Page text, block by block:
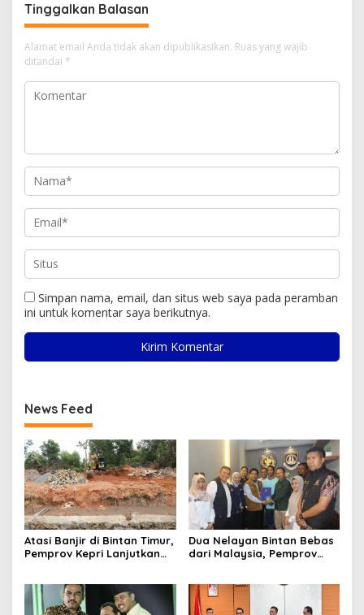
Tinggalkan Balasan
Alamat email Anda tidak akan dipublikasikan. Ruas yang wajib
ditandai *
Simpan nama, email, dan situs web saya pada peramban
ini untuk komentar saya berikutnya.
News Feed
Atasi Banjir di Bintan Timur,
Pemprov Kepri Lanjutkan
Dua Nelayan Bintan Bebas
dari Malaysia, Pemprov